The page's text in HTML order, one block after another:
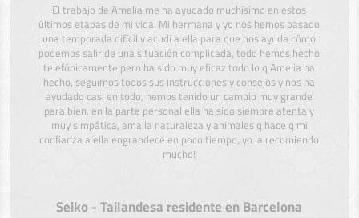
El trabajo de Amelia me ha ayudado muchísimo en estos
últimos etapas de mi vida. Mi hermana y yo nos hemos pasado
una temporada difícil y acudí a ella para que nos ayuda cómo
podemos salir de una situación complicada, todo hemos hecho
telefónicamente pero ha sido muy eficaz todo lo q Amelia ha
hecho, seguimos todos sus instrucciones y consejos y nos ha
ayudado casi en todo, hemos tenido un cambio muy grande
para bien, en la parte personal ella ha sido siempre atenta y
muy simpática, ama la naturaleza y animales q hace q mi
confianza a ella engrandece en poco tiempo, yo la recomiendo
mucho!
Seiko - Tailandesa residente en Barcelona